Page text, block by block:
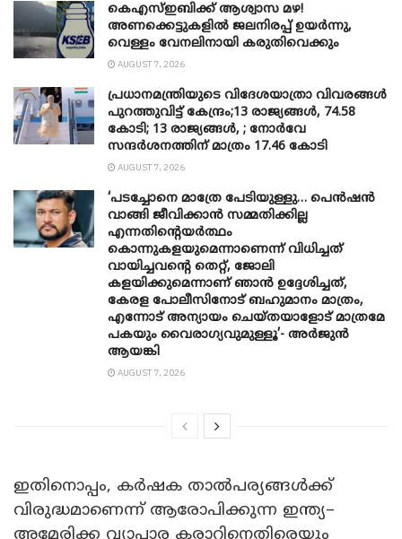
കെഎസ്ഇബിക്ക് ആശ്വാസ മഴ!
അണക്കെട്ടുകളിൽ ജലനിരപ്പ് ഉയർന്നു,
വെള്ളം വേനലിനായി കരുതിവെക്കും
AUGUST 7, 2026
പ്രധാനമന്ത്രിയുടെ വിദേശയാത്രാ വിവരങ്ങൾ
പുറത്തുവിട്ട് കേന്ദ്രം;13 രാജ്യങ്ങൾ, 74.58
കോടി; 13 രാജ്യങ്ങൾ, ; നോർവേ
സന്ദർശനത്തിന് മാത്രം 17.46 കോടി
AUGUST 7, 2026
‘പടച്ചോനെ മാത്രേ പേടിയുള്ളു… പെൻഷൻ
വാങ്ങി ജീവിക്കാൻ സമ്മതിക്കില്ല
എന്നതിന്റെയർത്ഥം
കൊന്നുകളയുമെന്നാണെന്ന് വിധിച്ചത്
വായിച്ചവന്റെ തെറ്റ്, ജോലി
കളയിക്കുമെന്നാണ് ഞാൻ ഉദ്ദേശിച്ചത്,
കേരള പോലീസിനോട് ബഹുമാനം മാത്രം,
എന്നോട് അന്യായം ചെയ്തയാളോട് മാത്രമേ
പകയും വൈരാഗ്യവുമുള്ളൂ’- അർജുൻ
ആയങ്കി
AUGUST 7, 2026
ഇതിനൊപ്പം, കർഷക താൽപര്യങ്ങൾക്ക്
വിരുദ്ധമാണെന്ന് ആരോപിക്കുന്ന ഇന്ത്യ–
അമേരിക്ക വ്യാപാര കരാറിനെതിരെയും